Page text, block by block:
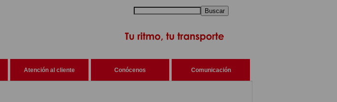
Buscar
Atención al cliente Conócenos Comunicación